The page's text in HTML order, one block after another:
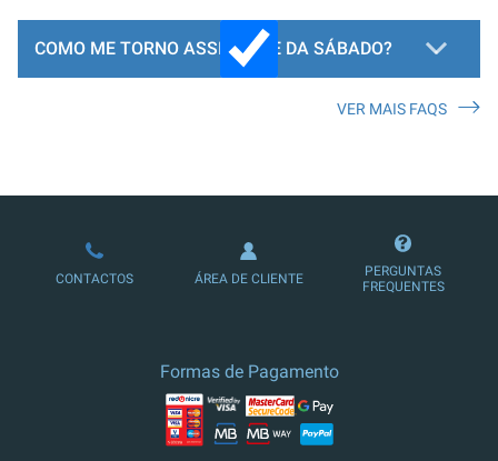
COMO ME TORNO ASSINANTE DA SÁBADO?
LOJA DE ASSINATURAS
VER MAIS FAQS
CONTACTOS ÁREA DE CLIENTE
PERGUNTAS
FREQUENTES
Formas de Pagamento